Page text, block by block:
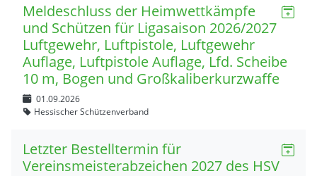
Meldeschluss der Heimwettkämpfe
und Schützen für Ligasaison 2026/2027
Luftgewehr, Luftpistole, Luftgewehr
Auflage, Luftpistole Auflage, Lfd. Scheibe
10 m, Bogen und Großkaliberkurzwaffe
01.09.2026
Hessischer Schützenverband
Letzter Bestelltermin für
Vereinsmeisterabzeichen 2027 des HSV